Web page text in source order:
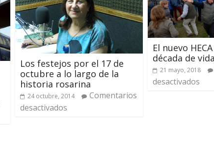
Los festejos por el 17 de
octubre a lo largo de la
historia rosarina
24 octubre, 2014
Comentarios
desactivados
El nuevo
década de vida
21 mayo, 2018
desactivados